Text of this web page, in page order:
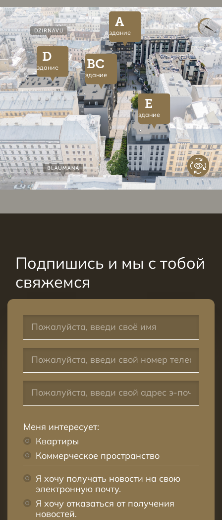
A
здание
BC
здание
D
здание
E
здание
Подпишись и мы с тобой
свяжемся
Меня интересует:
Квартиры
Коммерческое пространство
Я хочу получать новости на свою
электронную почту.
Я хочу отказаться от получения
новостей.